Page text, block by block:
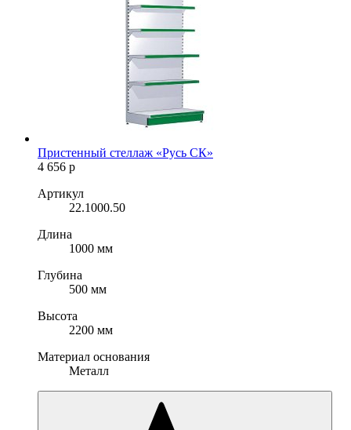
Пристенный стеллаж «Русь СК»
4 656 р
Артикул
22.1000.50
Длина
1000 мм
Глубина
500 мм
Высота
2200 мм
Материал основания
Металл